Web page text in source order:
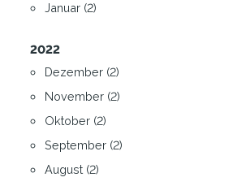
Januar (2)
2022
Dezember (2)
November (2)
Oktober (2)
September (2)
August (2)